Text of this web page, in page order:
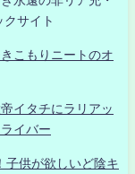
サイト
こもりニートのオ
イタチにラリアッ
イバー
子供が欲しいど陰キ